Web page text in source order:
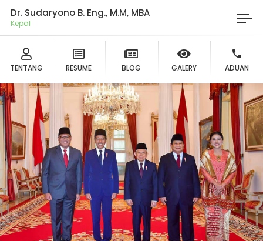
Dr. Sudaryono B. Eng., M.M, MBA
Ketua
TENTANG RESUME BLOG GALERY ADUAN